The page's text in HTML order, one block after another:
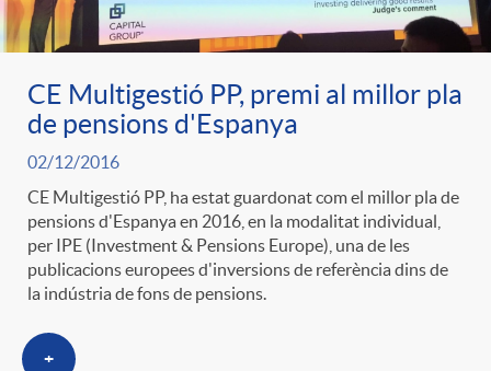
CE Multigestió PP, premi al millor pla
de pensions d'Espanya
02/12/2016
CE Multigestió PP, ha estat guardonat com el millor pla de
pensions d'Espanya en 2016, en la modalitat individual,
per IPE (Investment & Pensions Europe), una de les
publicacions europees d'inversions de referència dins de
la indústria de fons de pensions.
+